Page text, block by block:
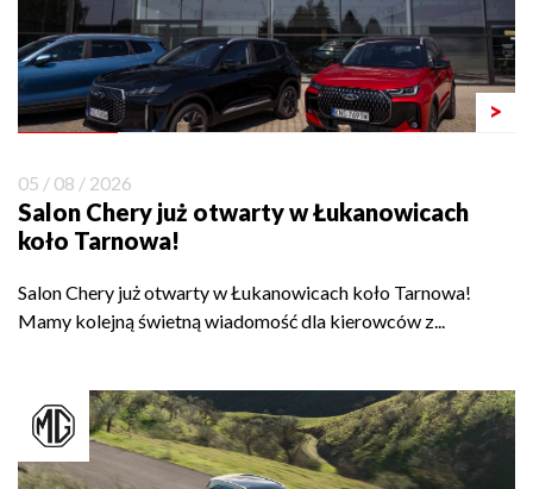
>
05 / 08 / 2026
Salon Chery już otwarty w Łukanowicach
koło Tarnowa!
Salon Chery już otwarty w Łukanowicach koło Tarnowa!
Mamy kolejną świetną wiadomość dla kierowców z...